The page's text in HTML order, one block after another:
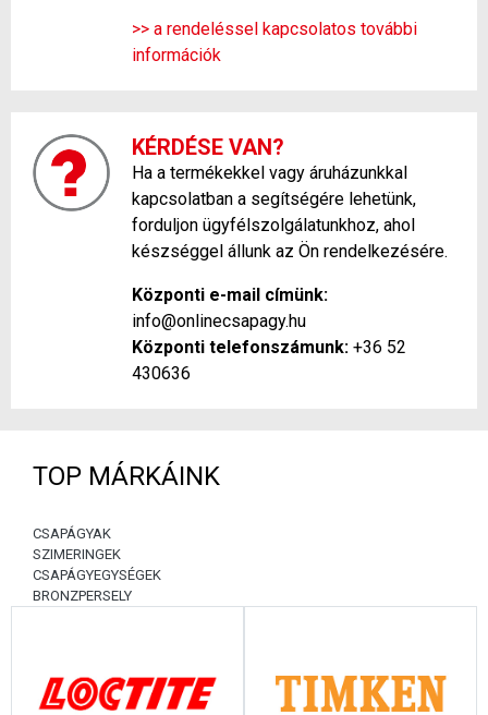
>> a rendeléssel kapcsolatos további
információk
KÉRDÉSE VAN?
Ha a termékekkel vagy áruházunkkal
kapcsolatban a segítségére lehetünk,
forduljon ügyfélszolgálatunkhoz, ahol
készséggel állunk az Ön rendelkezésére.
Központi e-mail címünk:
info@onlinecsapagy.hu
Központi telefonszámunk: +36 52
430636
TOP MÁRKÁINK
CSAPÁGYAK
SZIMERINGEK
CSAPÁGYEGYSÉGEK
BRONZPERSELY